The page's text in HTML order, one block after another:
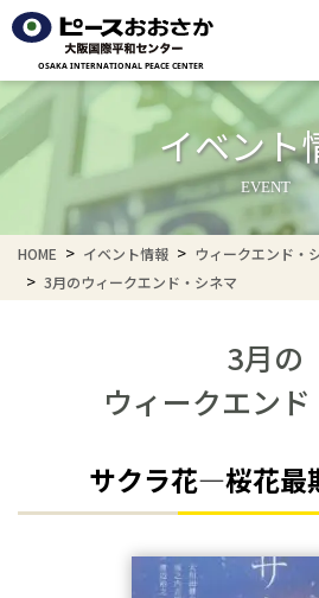
イベント
EVENT
HOME イベント情報
ウィークエンド・
3月のウィークエンド・シネマ
3月の
ウィークエン
サクラ花―桜花